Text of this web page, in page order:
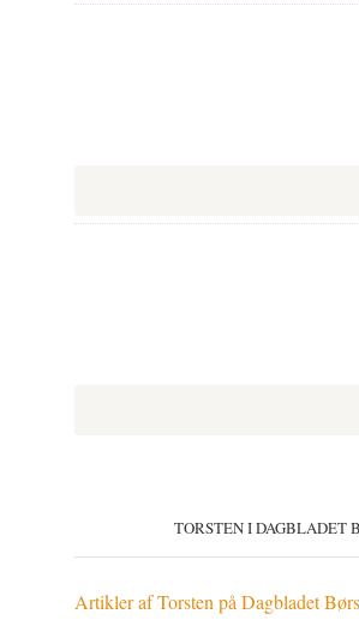
TORSTEN I DAGBLADET
Artikler af Torsten på Dagbladet